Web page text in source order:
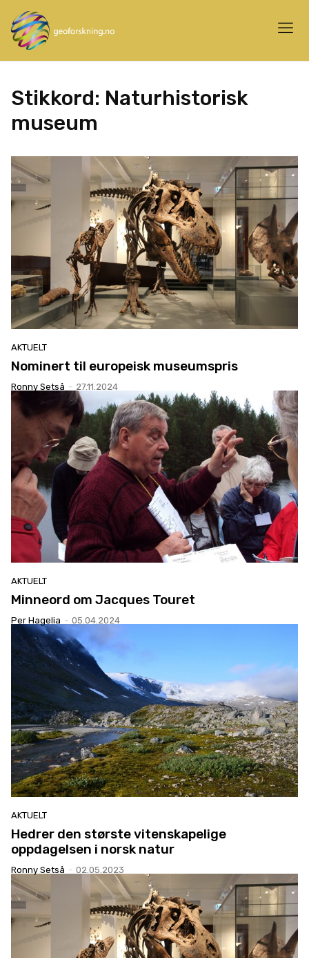
Stikkord: Naturhistorisk
museum
AKTUELT
Nominert til europeisk museumspris
Ronny Setså - 27.11.2024
AKTUELT
Minneord om Jacques Touret
Per Hagelia - 05.04.2024
AKTUELT
Hedrer den største vitenskapelige
oppdagelsen i norsk natur
Ronny Setså - 02.05.2023